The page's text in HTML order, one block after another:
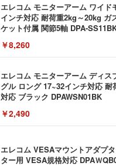
エレコム モニターアーム ワイド
インチ対応 耐荷重2kg～20kg ガ
ケット付属 関節5軸 DPA-
￥8,260
エレコム モニターアーム ディス
グル ロング 17~32インチ対応
対応 ブラック DPAWSN01BK
￥2,490
エレコム VESAマウントアダプ
ター用 VESA規格対応 DPAＷ